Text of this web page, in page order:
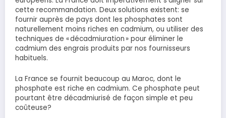
cette recommandation. Deux solutions existent: se
fournir auprès de pays dont les phosphates sont
naturellement moins riches en cadmium, ou utiliser des
techniques de « décadmiuration » pour éliminer le
cadmium des engrais produits par nos fournisseurs
habituels.
La France se fournit beaucoup au Maroc, dont le
phosphate est riche en cadmium. Ce phosphate peut
pourtant être décadmiurisé de façon simple et peu
coûteuse?